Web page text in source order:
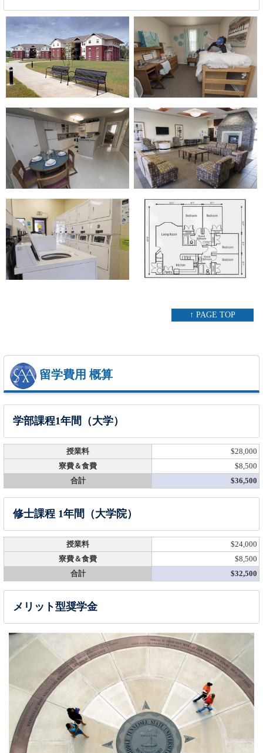
↑ PAGE TOP
留学費用 概算
学部課程1年間（大学）
授業料
$28,000
寮費＆食費
$8,500
合計
$36,500
修士課程 1年間（大学院）
授業料
$24,000
寮費＆食費
$8,500
合計
$32,500
メリット型奨学金